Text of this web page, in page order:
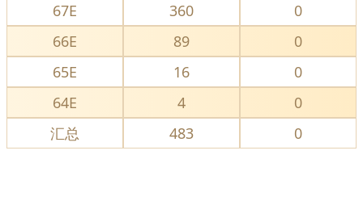
67E
360
0
66E
89
0
65E
16
0
64E
4
0
汇总
483 0